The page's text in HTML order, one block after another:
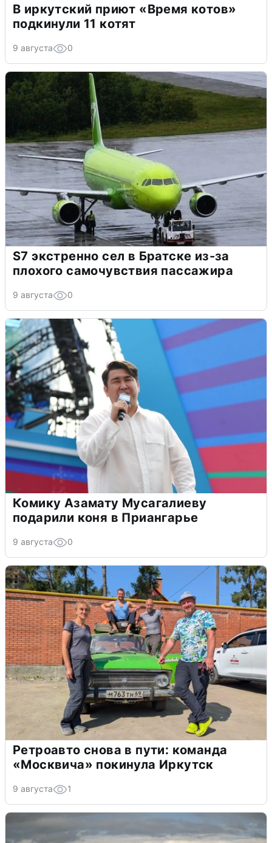
В иркутский приют «Время котов»
подкинули 11 котят
9 августа 0
S7 экстренно сел в Братске из-за
плохого самочувствия пассажира
9 августа 0
Комику Азамату Мусагалиеву
подарили коня в Приангарье
9 августа 0
Ретроавто снова в пути: команда
«Москвича» покинула Иркутск
9 августа 1